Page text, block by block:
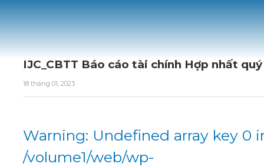
IJC_CBTT Báo cáo tài chính Hợp nhất
18 tháng 01, 2023
Warning: Undefined array key 0
/volume1/web/wp-